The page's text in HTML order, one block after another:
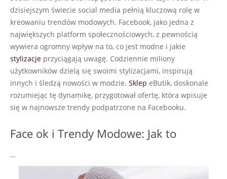
dzisiejszym świecie social media pełnią kluczową rolę w
kreowaniu trendów modowych. Facebook, jako jedna z
największych platform społecznościowych, z pewnością
wywiera ogromny wpływ na to, co jest modne i jakie
stylizacje przyciągają uwagę. Codziennie miliony
użytkowników dzielą się swoimi stylizacjami, inspirują
innych i śledzą nowości w modzie. Sklep eButik, doskonale
rozumiejąc tę dynamikę, przygotował ofertę, która wpisuje
się w najnowsze trendy podpatrzone na Facebooku.
Face ok i Trendy Modowe: Jak to
…